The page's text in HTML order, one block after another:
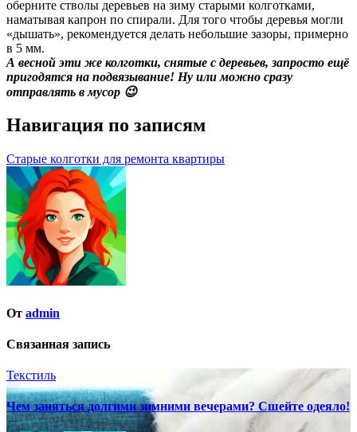
оберните стволы деревьев на зиму старыми колготками,
наматывая капрон по спирали. Для того чтобы деревья могли
«дышать», рекомендуется делать небольшие зазоры, примерно
в 5 мм.
А весной эти же колготки, снятые с деревьев, запросто ещё
пригодятся на подвязывание! Ну или можно сразу
отправлять в мусор 😉
Навигация по записям
Старые колготки для ремонта квартиры
От admin
Связанная запись
Текстиль
Чем заняться долгими зимними вечерами? Сшейте одеяло!